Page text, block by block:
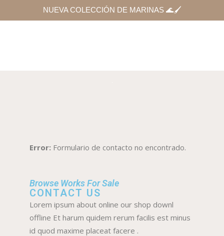
NUEVA COLECCIÓN DE MARINAS 🌊🖌
Error: Formulario de contacto no encontrado.
Browse Works For Sale
CONTACT US
Lorem ipsum about online our shop downl
offline Et harum quidem rerum facilis est minus
id quod maxime placeat facere .